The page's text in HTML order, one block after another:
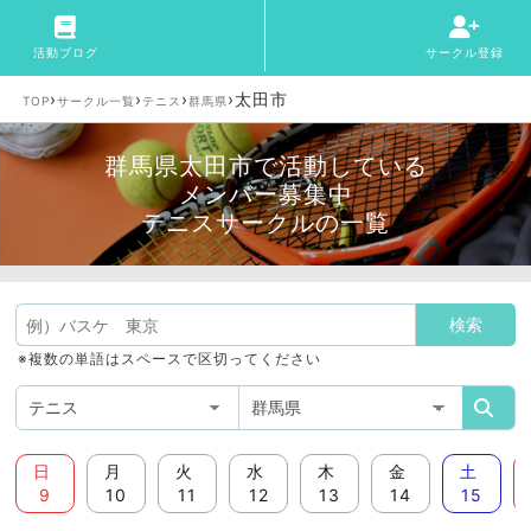
活動ブログ サークル登録
TOP›サークル一覧 › テニス ›群馬県›太田市
群馬県太田市で活動している
メンバー募集中
テニスサークルの一覧
※複数の単語はスペースで区切ってください
日
9
月
10
火
11
水
12
木
13
金
14
土
15